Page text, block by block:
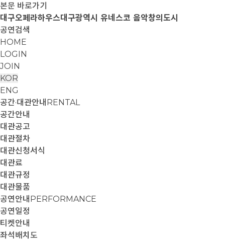
본문 바로가기
대구오페라하우스대구광역시 유네스코 음악창의도시
공연검색
HOME
LOGIN
JOIN
KOR
ENG
공간·대관안내 RENTAL
공간안내
대관공고
대관절차
대관신청서식
대관료
대관규정
대관물품
공연안내 PERFORMANCE
공연일정
티켓안내
좌석배치도